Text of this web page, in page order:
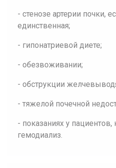
- стенозе артерии почки,
единственная;
- гипонатриевой диете;
- обезвоживании;
- обструкции
- тяжелой почечной
- показаниях у
гемодиализ.